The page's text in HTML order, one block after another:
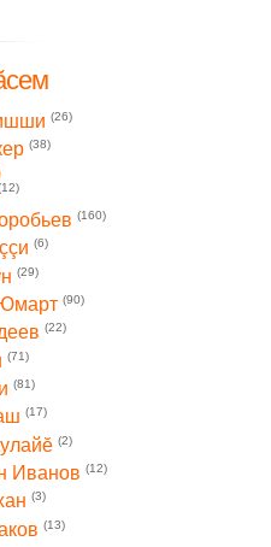
(26)
(38)
(160)
(6)
(29)
(90)
(22)
(71)
(81)
(17)
(2)
Иванов (12)
(3)
(13)